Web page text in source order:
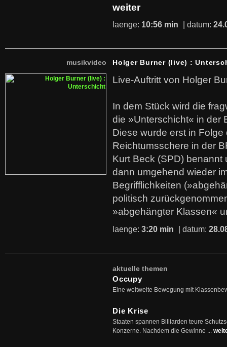
weiter
laenge: 10:56 min | datum:
musikvideo Holger Burner (live) :
Live-Auftritt von Holger
In dem Stück wird die
die »Unterschicht« in der
Diese wurde erst in
Reichtumsschere in der
Kurt Beck (SPD)
dann umgehend wieder
Begrifflichkeiten
politisch
»abgehängter Klassen«
laenge: 3:20 min | datum:
aktuelle themen
Occupy
Eine weltweite Bewegung mit
Die Krise
Staaten spannen Billiarden teure
Konzerne. Nachdem die Gewinne ...